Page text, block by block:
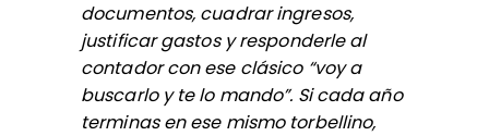
documentos, cuadrar ingresos,
justificar gastos y responderle al
contador con ese clásico “voy a
buscarlo y te lo mando”. Si cada año
terminas en ese mismo torbellino,